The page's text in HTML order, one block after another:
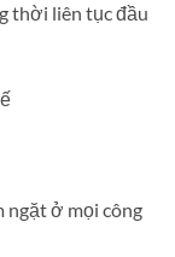
thời liên tục đầu
ngặt ở mọi công